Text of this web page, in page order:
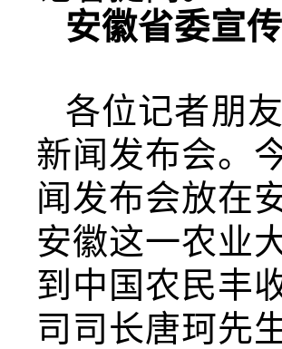
安徽省委宣
各位记者朋
新闻发布会。
闻发布会放在
安徽这一农业
到中国农民丰
司司长唐珂先